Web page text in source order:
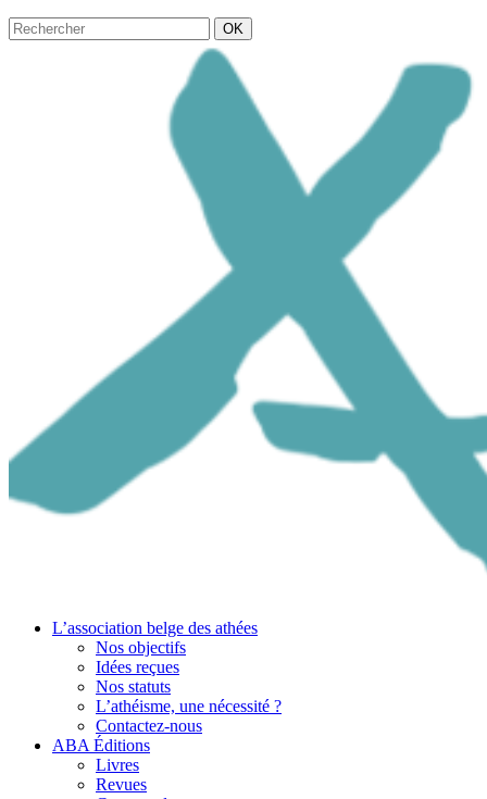
OK
L’association belge des athées
Nos objectifs
Idées reçues
Nos statuts
L’athéisme, une nécessité ?
Contactez-nous
ABA Éditions
Livres
Revues